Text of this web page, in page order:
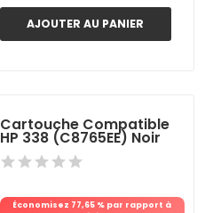
AJOUTER AU PANIER
Cartouche Compatible
HP 338 (C8765EE) Noir
Économisez 77,65 % par rapport à